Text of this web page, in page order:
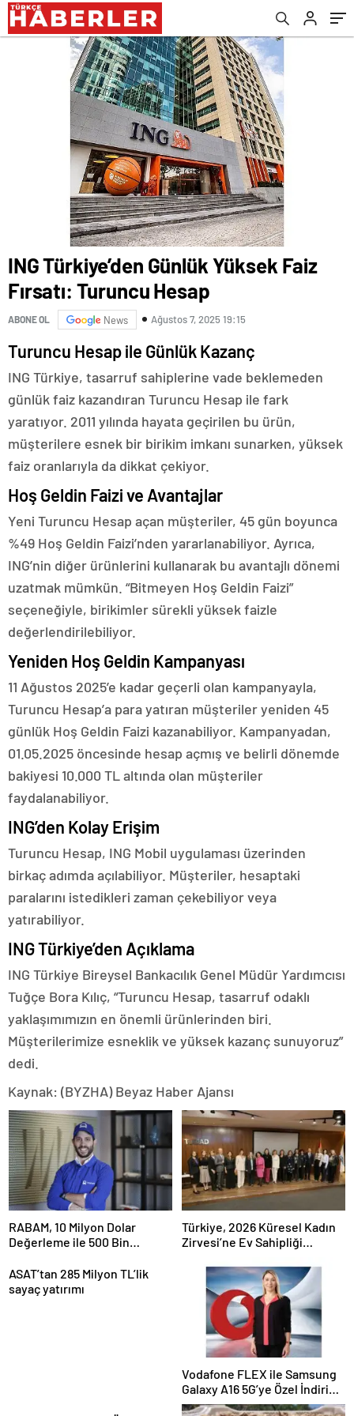
ING Türkiye’den Günlük Yüksek Faiz
Fırsatı: Turuncu Hesap
ABONE OL News Ağustos 7, 2025 19:15
Turuncu Hesap ile Günlük Kazanç
ING Türkiye, tasarruf sahiplerine vade beklemeden
günlük faiz kazandıran Turuncu Hesap ile fark
yaratıyor. 2011 yılında hayata geçirilen bu ürün,
müşterilere esnek bir birikim imkanı sunarken, yüksek
faiz oranlarıyla da dikkat çekiyor.
Hoş Geldin Faizi ve Avantajlar
Yeni Turuncu Hesap açan müşteriler, 45 gün boyunca
%49 Hoş Geldin Faizi’nden yararlanabiliyor. Ayrıca,
ING’nin diğer ürünlerini kullanarak bu avantajlı dönemi
uzatmak mümkün. “Bitmeyen Hoş Geldin Faizi”
seçeneğiyle, birikimler sürekli yüksek faizle
değerlendirilebiliyor.
Yeniden Hoş Geldin Kampanyası
11 Ağustos 2025’e kadar geçerli olan kampanyayla,
Turuncu Hesap’a para yatıran müşteriler yeniden 45
günlük Hoş Geldin Faizi kazanabiliyor. Kampanyadan,
01.05.2025 öncesinde hesap açmış ve belirli dönemde
bakiyesi 10.000 TL altında olan müşteriler
faydalanabiliyor.
ING’den Kolay Erişim
Turuncu Hesap, ING Mobil uygulaması üzerinden
birkaç adımda açılabiliyor. Müşteriler, hesaptaki
paralarını istedikleri zaman çekebiliyor veya
yatırabiliyor.
ING Türkiye’den Açıklama
ING Türkiye Bireysel Bankacılık Genel Müdür Yardımcısı
Tuğçe Bora Kılıç, “Turuncu Hesap, tasarruf odaklı
yaklaşımımızın en önemli ürünlerinden biri.
Müşterilerimize esneklik ve yüksek kazanç sunuyoruz”
dedi.
Kaynak: (BYZHA) Beyaz Haber Ajansı
RABAM, 10 Milyon Dolar
Değerleme ile 500 Bin
Türkiye, 2026 Küresel Kadın
Zirvesi’ne Ev Sahipliği
ASAT’tan 285 Milyon TL’lik
sayaç yatırımı
Vodafone FLEX ile Samsung
Galaxy A16 5G’ye Özel İndirim
ve İnternet Hediyesi